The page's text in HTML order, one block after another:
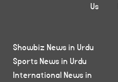
Us
Showbiz News in Urdu
Sports News in Urdu
International News in